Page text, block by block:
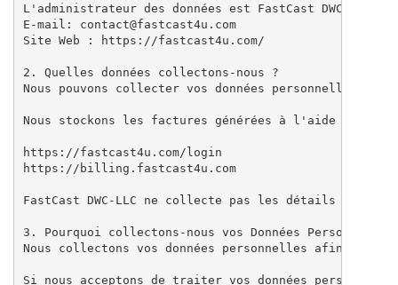
L'administrateur des données est FastCast DWC-LLC
E-mail: contact@fastcast4u.com
Site Web : https://fastcast4u.com/
2. Quelles données collectons-nous ?
Nous pouvons collecter vos données personnelles
Nous stockons les factures générées à l'aide de
https://fastcast4u.com/login
https://billing.fastcast4u.com
FastCast DWC-LLC ne collecte pas les détails des
3. Pourquoi collectons-nous vos Données Personnelles
Nous collectons vos données personnelles afin de
Si nous acceptons de traiter vos données